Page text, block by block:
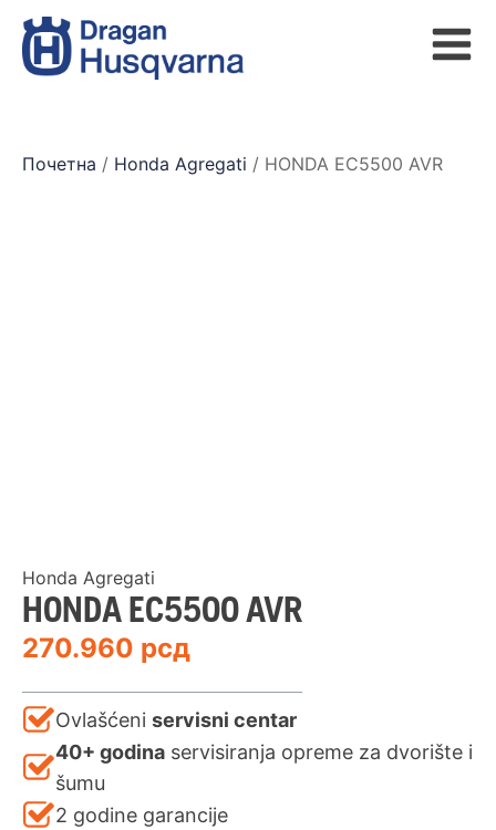
Почетна / Honda Agregati / HONDA EC5500 AVR
Honda Agregati
HONDA EC5500 AVR
270.960 рсд
Ovlašćeni servisni centar
40+ godina servisiranja opreme za dvorište i
šumu
2 godine garancije